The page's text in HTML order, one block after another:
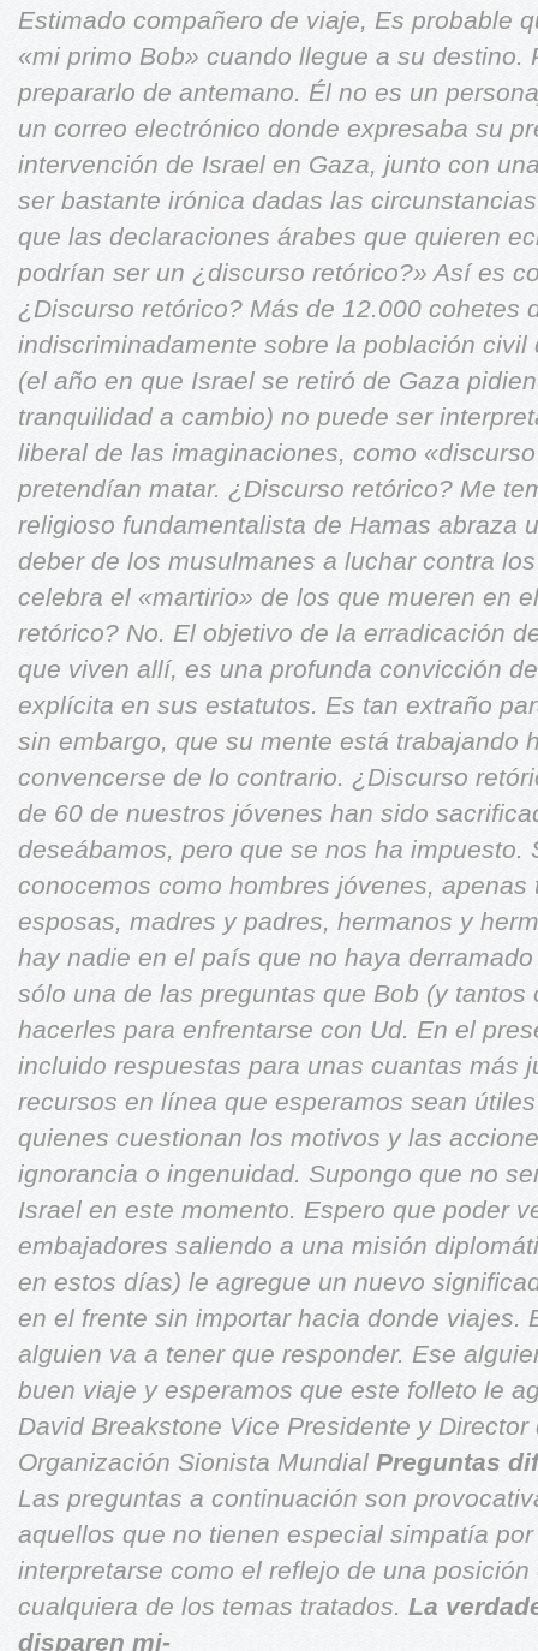
Estimado compañero de viaje, Es probable
«mi primo Bob» cuando llegue a su destino.
prepararlo de antemano. Él no es un
un correo electrónico donde expresaba su
intervención de Israel en Gaza, junto con
ser bastante irónica dadas las
que las declaraciones árabes que quieren
podrían ser un ¿discurso retórico?» Así es
¿Discurso retórico? Más de 12.000 cohetes
indiscriminadamente sobre la población
(el año en que Israel se retiró de Gaza
tranquilidad a cambio) no puede ser
liberal de las imaginaciones, como
pretendían matar. ¿Discurso retórico? Me
religioso fundamentalista de Hamas abraza
deber de los musulmanes a luchar contra
celebra el «martirio» de los que mueren en
retórico? No. El objetivo de la erradicación
que viven allí, es una profunda convicción
explícita en sus estatutos. Es tan extraño
sin embargo, que su mente está trabajando
convencerse de lo contrario. ¿Discurso
de 60 de nuestros jóvenes han sido
deseábamos, pero que se nos ha impuesto.
conocemos como hombres jóvenes,
esposas, madres y padres, hermanos y
hay nadie en el país que no haya
sólo una de las preguntas que Bob (y
hacerles para enfrentarse con Ud. En el
incluido respuestas para unas cuantas más
recursos en línea que esperamos sean
quienes cuestionan los motivos y las
ignorancia o ingenuidad. Supongo que no
Israel en este momento. Espero que poder
embajadores saliendo a una misión
en estos días) le agregue un nuevo
en el frente sin importar hacia donde viajes.
alguien va a tener que responder. Ese
buen viaje y esperamos que este folleto le
David Breakstone Vice Presidente y
Organización Sionista Mundial Preguntas
Las preguntas a continuación son
aquellos que no tienen especial simpatía
interpretarse como el reflejo de una
cualquiera de los temas tratados. La
disparen mi-